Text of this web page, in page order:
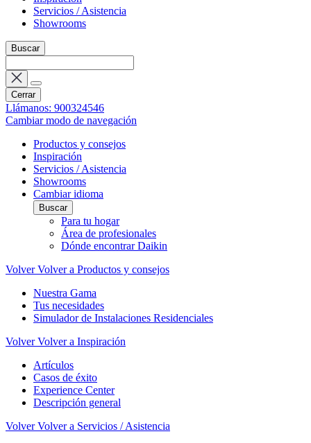
Servicios / Asistencia
Showrooms
Buscar
Cerrar
Llámanos: 900324546
Cambiar modo de navegación
Productos y consejos
Inspiración
Servicios / Asistencia
Showrooms
Cambiar idioma
Buscar
Para tu hogar
Área de profesionales
Dónde encontrar Daikin
Volver Volver a Productos y consejos
Nuestra Gama
Tus necesidades
Simulador de Instalaciones Residenciales
Volver Volver a Inspiración
Artículos
Casos de éxito
Experience Center
Descripción general
Volver Volver a Servicios / Asistencia